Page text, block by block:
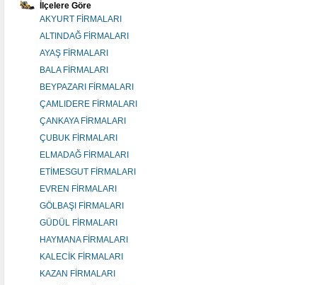
İlçelere Göre
AKYURT FİRMALARI
ALTINDAĞ FİRMALARI
AYAŞ FİRMALARI
BALA FİRMALARI
BEYPAZARI FİRMALARI
ÇAMLIDERE FİRMALARI
ÇANKAYA FİRMALARI
ÇUBUK FİRMALARI
ELMADAĞ FİRMALARI
ETİMESGUT FİRMALARI
EVREN FİRMALARI
GÖLBAŞI FİRMALARI
GÜDÜL FİRMALARI
HAYMANA FİRMALARI
KALECİK FİRMALARI
KAZAN FİRMALARI